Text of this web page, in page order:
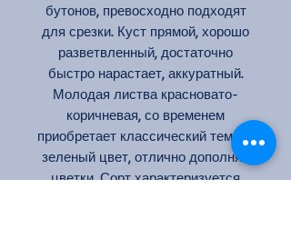
бутонов, превосходно подходят
для срезки. Куст прямой, хорошо
разветвленный, достаточно
быстро нарастает, аккуратный.
Молодая листва красновато-
коричневая, со временем
приобретает классический темно-
зеленый цвет, отлично дополняя
цветки. Сорт характеризуется